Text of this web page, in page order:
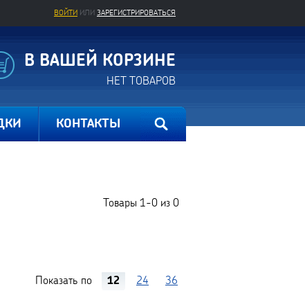
ВОЙТИ ИЛИ ЗАРЕГИСТРИРОВАТЬСЯ
В ВАШЕЙ КОРЗИНЕ
НЕТ ТОВАРОВ
КОНТАКТЫ
Товары 1-0 из 0
Показать по 12 24 36